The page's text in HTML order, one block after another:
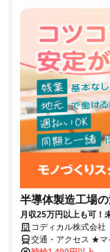
半導体製造工場
月収25万円以上も可！
コディカル株式会社
交通・アクセス ★マ